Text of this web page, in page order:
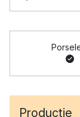
Productie